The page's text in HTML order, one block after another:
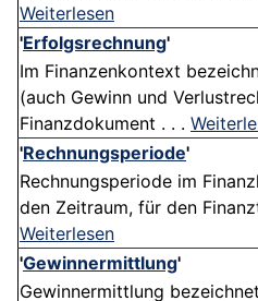
Weiterlesen
'Erfolgsrechnung'
Im Finanzenkontext
(auch Gewinn und
Finanzdokument . . .
'Rechnungsperiode'
Rechnungsperiode im
den Zeitraum, für den
Weiterlesen
'Gewinnermittlung'
Gewinnermittlung